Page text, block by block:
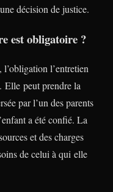
décision de justice.
est obligatoire ?
, l’obligation l’entretien
Elle peut prendre la
par l’un des parents
a été confié. La
et des charges
de celui à qui elle